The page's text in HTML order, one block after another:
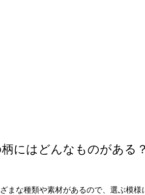
にはどんなものがある？
まな種類や素材があるので、選ぶ模様